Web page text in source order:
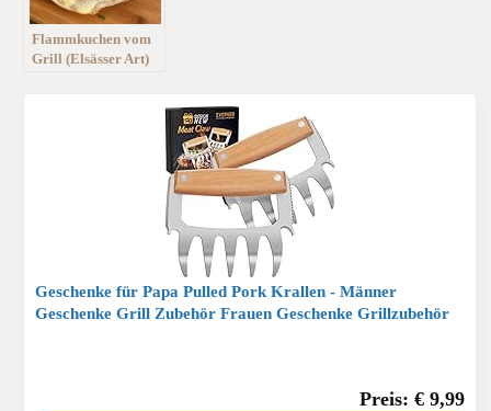
Flammkuchen vom
Grill (Elsässer Art)
Geschenke für Papa Pulled Pork Krallen - Männer
Geschenke Grill Zubehör Frauen Geschenke Grillzubehör
Preis: € 9,99